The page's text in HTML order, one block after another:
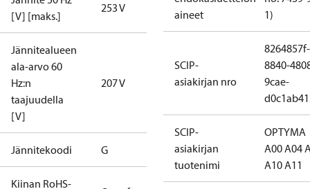
[V] [maks.]
253 V
Jännitealueen
ala-arvo 60
Hz:n
taajuudella
[V]
207 V
Jännitekoodi G
Kiinan RoHS-
aineet
1)
SCIP-
asiakirjan nro
8264857f-
8840-
9cae-
SCIP-
asiakirjan
tuotenimi
OPTYMA
A00 A04
A10 A11